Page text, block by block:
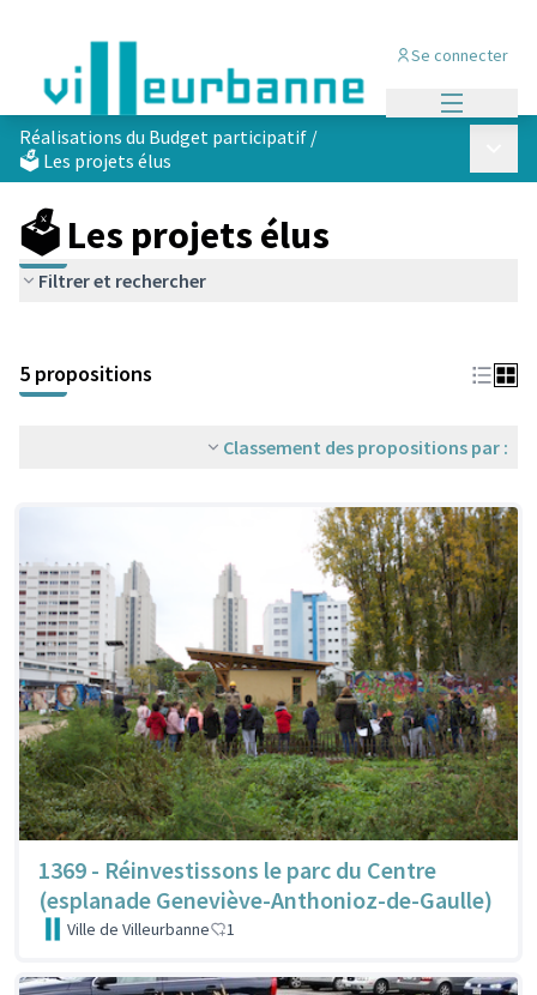
Se connecter
Réalisations du Budget participatif /
🗳️ Les projets élus
🗳️ Les projets élus
Filtrer et rechercher
+
−
5 propositions
Classement des propositions par :
1369 - Réinvestissons le parc du Centre
(esplanade Geneviève-Anthonioz-de-Gaulle)
Ville de Villeurbanne 1